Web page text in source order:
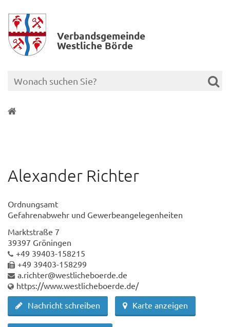
Verbands­gemeinde
Westliche Börde
Alexander Richter
Ordnungsamt
Gefahrenabwehr und Gewerbeangelegenheiten
Marktstraße 7
39397 Gröningen
+49 39403-158215
+49 39403-158299
a.richter@westlicheboerde.de
https://www.westlicheboerde.de/
Nachricht schreiben
Karte anzeigen